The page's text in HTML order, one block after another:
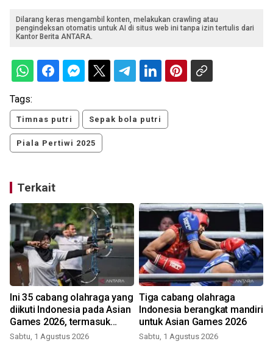
Dilarang keras mengambil konten, melakukan crawling atau
pengindeksan otomatis untuk AI di situs web ini tanpa izin tertulis dari
Kantor Berita ANTARA.
Tags:
Timnas putri Sepak bola putri
Piala Pertiwi 2025
Terkait
Ini 35 cabang olahraga yang
diikuti Indonesia pada Asian
Games 2026, termasuk
padel dan MMA!
Sabtu, 1 Agustus 2026
Tiga cabang olahraga
Indonesia berangkat mandiri
untuk Asian Games 2026
Sabtu, 1 Agustus 2026